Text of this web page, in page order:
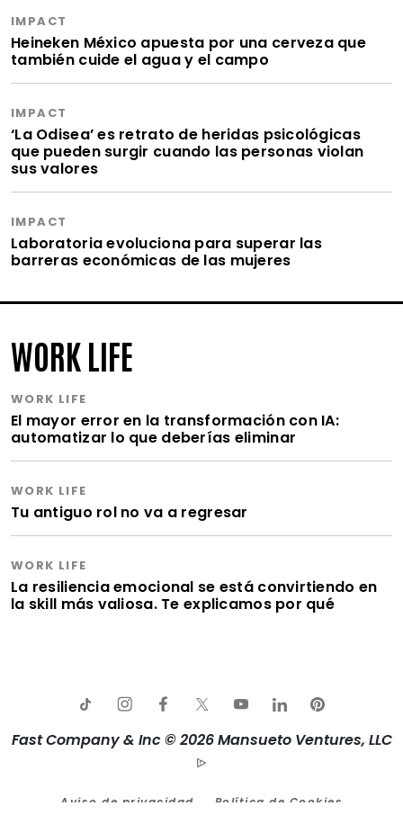
IMPACT
Heineken México apuesta por una cerveza que
también cuide el agua y el campo
IMPACT
‘La Odisea’ es retrato de heridas psicológicas
que pueden surgir cuando las personas violan
sus valores
IMPACT
Laboratoria evoluciona para superar las
barreras económicas de las mujeres
WORK LIFE
WORK LIFE
El mayor error en la transformación con IA:
automatizar lo que deberías eliminar
WORK LIFE
Tu antiguo rol no va a regresar
WORK LIFE
La resiliencia emocional se está convirtiendo en
la skill más valiosa. Te explicamos por qué
Fast Company & Inc © 2026 Mansueto Ventures, LLC
Aviso de privacidad Política de Cookies